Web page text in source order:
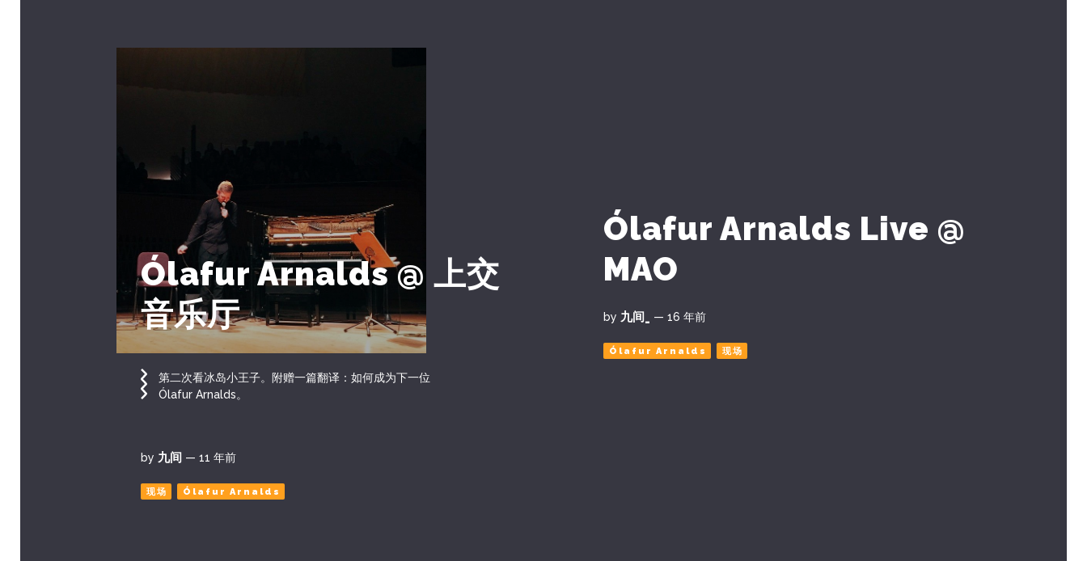
Ólafur Arnalds @ 上交
音乐厅
第二次看冰岛小王子。附赠一篇翻译：如何成为下一位
Ólafur Arnalds。
by 九间 — 11 年前
现场 Ólafur Arnalds
Ólafur Arnalds Live @
MAO
by 九间_ — 16 年前
Ólafur Arnalds 现场